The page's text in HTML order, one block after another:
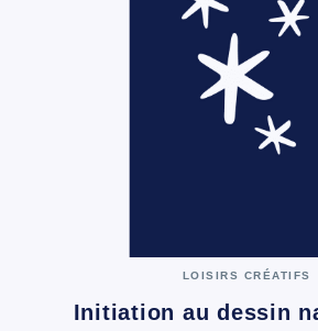
LOISIRS CRÉATIFS
Initiation au dessin